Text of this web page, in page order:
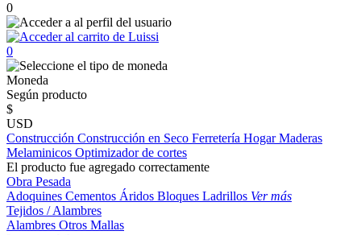
0
0
Moneda
Según producto
$
USD
Construcción Construcción en Seco Ferretería HogarMaderas
Melaminicos Optimizador de cortes
El producto fue agregado correctamente
Obra Pesada
Adoquines Cementos Áridos Bloques Ladrillos Ver más
Tejidos / Alambres
Alambres Otros Mallas